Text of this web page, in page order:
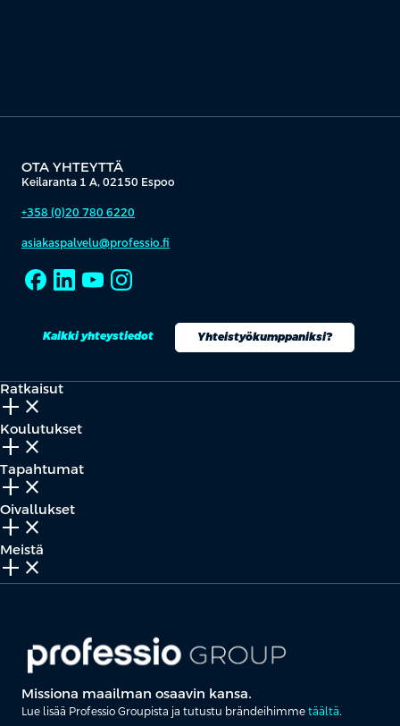
OTA YHTEYTTÄ
Keilaranta 1 A, 02150 Espoo
+358 (0)20 780 6220
asiakaspalvelu@professio.fi
Kaikki yhteystiedot Yhteistyökumppaniksi?
Ratkaisut
add_2 close
Koulutukset
add_2 close
Tapahtumat
add_2 close
Oivallukset
add_2 close
Meistä
add_2 close
Missiona maailman osaavin kansa.
Lue lisää Professio Groupista ja tutustu brändeihimme täältä.